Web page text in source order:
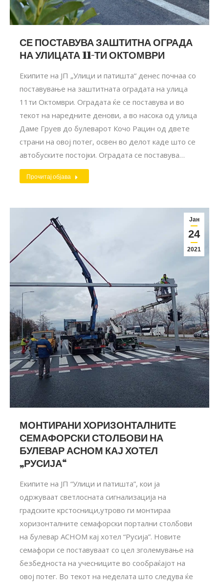
СЕ ПОСТАВУВА ЗАШТИТНА ОГРАДА
НА УЛИЦАТА 11-ТИ ОКТОМВРИ
Екипите на ЈП „Улици и патишта“ денес почнаа со
поставување на заштитната оградата на улица
11ти Октомври. Оградата ќе се поставува и во
текот на наредните денови, а во насока од улица
Даме Груев до булеварот Кочо Рацин од двете
страни на овој потег, освен во делот каде што се
автобуските постојки. Оградата се поставува…
Прочитај објава
Јан
24
2021
МОНТИРАНИ ХОРИЗОНТАЛНИТЕ
СЕМАФОРСКИ СТОЛБОВИ НА
БУЛЕВАР АСНОМ КАЈ ХОТЕЛ
„РУСИЈА“
Екипите на ЈП “Улици и патишта”, кои ја
одржуваат светлосната сигнализација на
градските крстосници,утрово ги монтираа
хоризонталните семафорски портални столбови
на булевар АСНОМ кај хотел “Русија”. Новите
семафори се поставуваат со цел зголемување на
безбедноста на учесниците во сообраќајот на
овој потег. Во текот на неделата што следува ќе